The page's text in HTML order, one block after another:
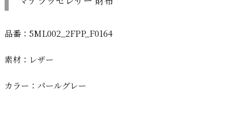
品番：5ML002_2FPP_F0164
素材：レザー
カラー：パールグレー